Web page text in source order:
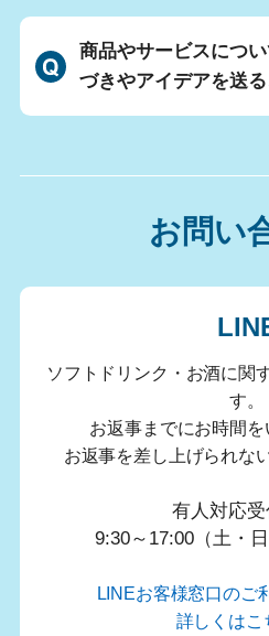
商品やサービスにつ
づきやアイデアを送
お問い
ソフトドリンク・お酒に関
す。
お返事までにお時間を
お返事を差し上げられな
有人対応受
9:30～17:00（土・
LINEお客様窓口のご
詳しくはこ